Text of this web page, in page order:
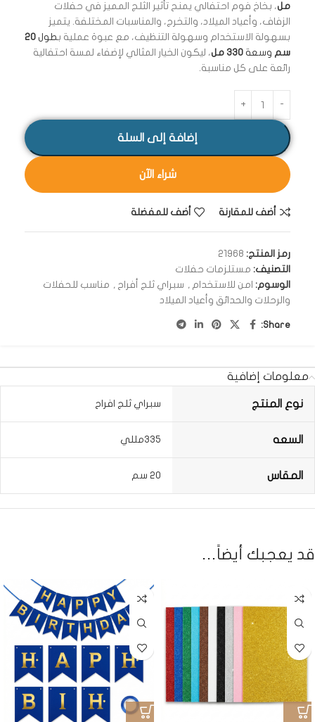
مل، بخاخ فوم احتفالي يمنح تأثير الثلج المميز في حفلات
الزفاف، وأعياد الميلاد، والتخرج، والمناسبات المختلفة. يتميز
بسهولة الاستخدام وسهولة التنظيف، مع عبوة عملية بطول 20
سم وسعة 330 مل
، ليكون الخيار المثالي لإضفاء لمسة احتفالية
رائعة على كل مناسبة.
إضافة إلى السلة
شراء الآن
أضف للمقارنة أضف للمفضلة
رمز المنتج: 21968
التصنيف: مستلزمات حفلات
الوسوم: امن للاستخدام , سبراي ثلج أفراح , مناسب للحفلات
والرحلات والحدائق وأعياد الميلاد
Share:
معلومات إضافية
نوع المنتج سبراي ثلج افراح
السعه 335مللي
المقاس 20 سم
قد يعجبك أيضاً…